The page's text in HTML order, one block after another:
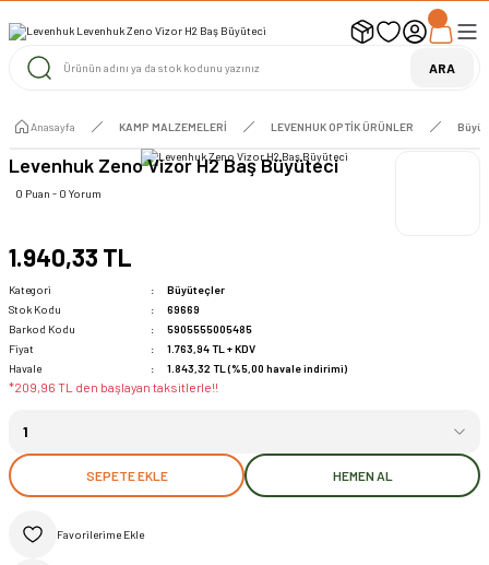
UYARI ! KARGOLAR 13 TEMMUZ 2026 YAPILACAK
1000 TL ve Üzeri Ücretsiz Kargo 1000 TL ve Üzeri Ücretsiz Kargo ARA
Anasayfa KAMP MALZEMELERİ LEVENHUK OPTİK ÜRÜNLER
Levenhuk Zeno Vizor H2 Baş Büyüteci
0 Puan - 0 Yorum
1.940,33 TL
Kategori
Büyüteçler
Stok Kodu
69669
Barkod Kodu
5905555005485
Fiyat
1.763,94 TL + KDV
Havale
1.843,32 TL (%5,00 havale indirimi)
*209,96 TL den başlayan taksitlerle!!
SEPETE EKLE HEMEN AL